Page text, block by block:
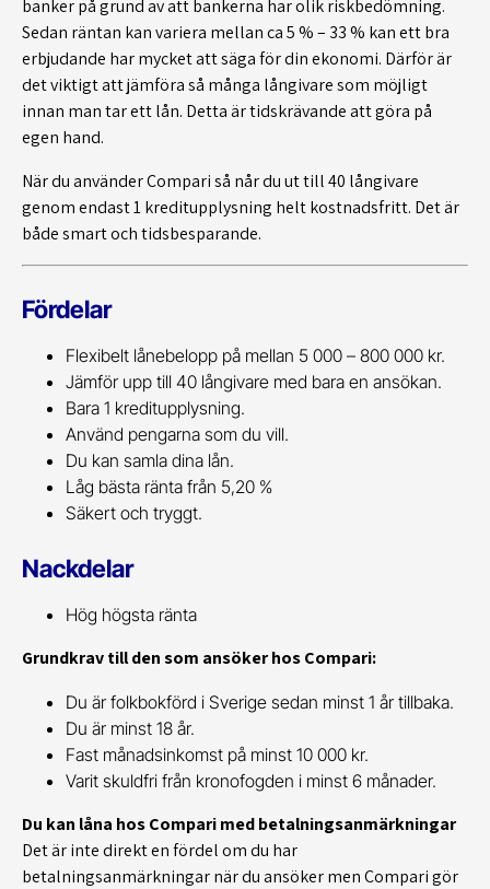
banker på grund av att bankerna har olik riskbedömning.
Sedan räntan kan variera mellan ca 5 % – 33 % kan ett bra
erbjudande har mycket att säga för din ekonomi. Därför är
det viktigt att jämföra så många långivare som möjligt
innan man tar ett lån. Detta är tidskrävande att göra på
egen hand.
När du använder Compari så når du ut till 40 långivare
genom endast 1 kreditupplysning helt kostnadsfritt. Det är
både smart och tidsbesparande.
Fördelar
Flexibelt lånebelopp på mellan 5 000 – 800 000 kr.
Jämför upp till 40 långivare med bara en ansökan.
Bara 1 kreditupplysning.
Använd pengarna som du vill.
Du kan samla dina lån.
Låg bästa ränta från 5,20 %
Säkert och tryggt.
Nackdelar
Hög högsta ränta
Grundkrav till den som ansöker hos Compari:
Du är folkbokförd i Sverige sedan minst 1 år tillbaka.
Du är minst 18 år.
Fast månadsinkomst på minst 10 000 kr.
Varit skuldfri från kronofogden i minst 6 månader.
Du kan låna hos Compari med betalningsanmärkningar
Det är inte direkt en fördel om du har
betalningsanmärkningar när du ansöker men Compari gör